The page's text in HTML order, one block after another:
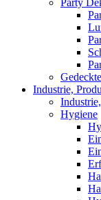
Party
Industrie,
Hygiene